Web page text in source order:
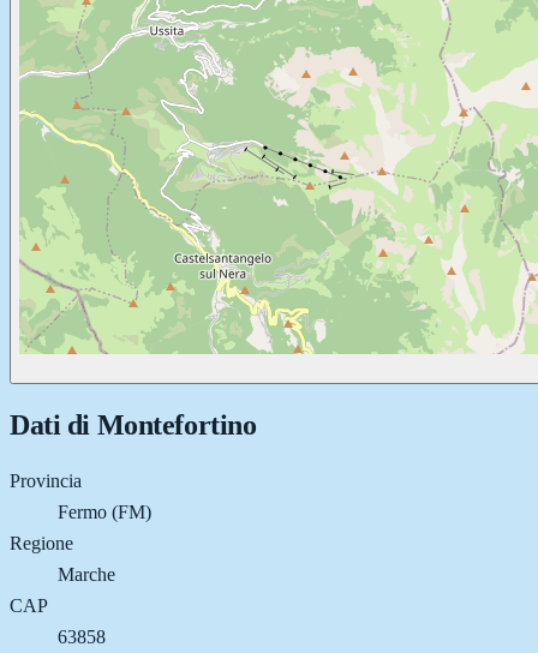
Dati di Montefortino
Provincia
Fermo (FM)
Regione
Marche
CAP
63858